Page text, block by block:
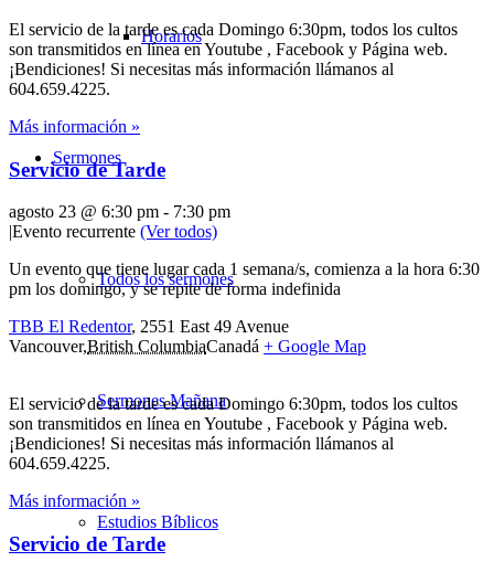
Horarios
Sermones
Todos los sermones
Sermones Mañana
Estudios Bíblicos
El servicio de la tarde es cada Domingo 6:30pm, todos los cultos
son transmitidos en línea en Youtube , Facebook y Página web.
¡Bendiciones! Si necesitas más información llámanos al
604.659.4225.
Más información »
Servicio de Tarde
agosto 23 @ 6:30 pm - 7:30 pm
|Evento recurrente (Ver todos)
Un evento que tiene lugar cada 1 semana/s, comienza a la hora 6:30
pm los domingo, y se repite de forma indefinida
TBB El Redentor, 2551 East 49 Avenue
Vancouver,British ColumbiaCanadá + Google Map
El servicio de la tarde es cada Domingo 6:30pm, todos los cultos
son transmitidos en línea en Youtube , Facebook y Página web.
¡Bendiciones! Si necesitas más información llámanos al
604.659.4225.
Más información »
Servicio de Tarde